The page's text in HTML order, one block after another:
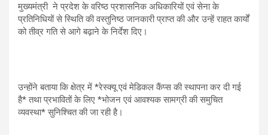
मुख्यमंत्री ने प्रदेश के वरिष्ठ प्रशासनिक अधिकारियों एवं सेना के
प्रतिनिधियों से स्थिति की वस्तुनिष्ठ जानकारी प्राप्त की और उन्हें राहत कार्यों
को तीव्र गति से आगे बढ़ाने के निर्देश दिए।
उन्होंने बताया कि क्षेत्र में *रेस्क्यू एवं मेडिकल कैंप्स की स्थापना कर दी गई
है* तथा प्रभावितों के लिए *भोजन एवं आवश्यक सामग्री की समुचित
व्यवस्था* सुनिश्चित की जा रही है।